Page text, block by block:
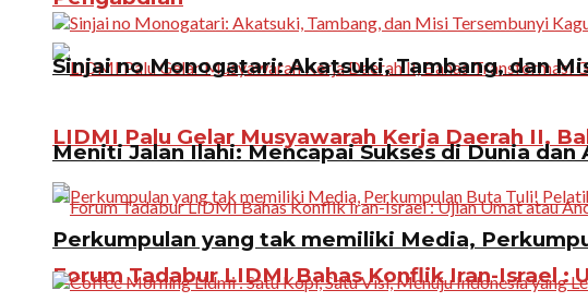
LIDMI Palu Gelar Musyawarah Kerja Daerah II,
Forum Tadabur LIDMI Bahas Konflik Iran-Israel :
Sinjai no Monogatari: Akatsuki, Tambang, dan
Meniti Jalan Ilahi: Mencapai Sukses di Dunia dan
Perkumpulan yang tak memiliki Media,